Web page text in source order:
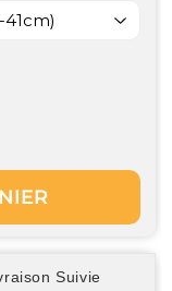
Suivie